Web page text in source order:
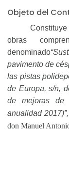
Objeto del
obras
denominado
pavimento de
las pistas
de Europa, s/n,
de mejoras de
anualidad 2017)”,
don Manuel